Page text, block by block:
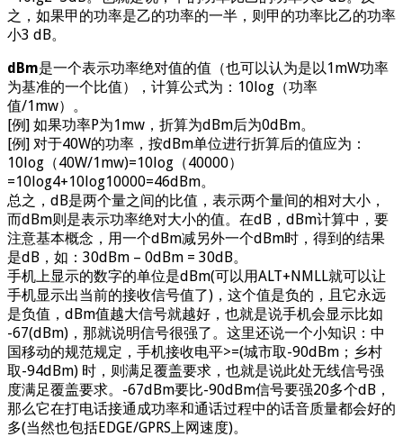
之，如果甲的功率是乙的功率的一半，则甲的功率比乙的功率
小3 dB。
dBm是一个表示功率绝对值的值（也可以认为是以1mW功率
为基准的一个比值），计算公式为：10log（功率
值/1mw）。
[例] 如果功率P为1mw，折算为dBm后为0dBm。
[例] 对于40W的功率，按dBm单位进行折算后的值应为：
10log（40W/1mw)=10log（40000）
=10log4+10log10000=46dBm。
总之，dB是两个量之间的比值，表示两个量间的相对大小，
而dBm则是表示功率绝对大小的值。在dB，dBm计算中，要
注意基本概念，用一个dBm减另外一个dBm时，得到的结果
是dB，如：30dBm – 0dBm = 30dB。
手机上显示的数字的单位是dBm(可以用ALT+NMLL就可以让
手机显示出当前的接收信号值了)，这个值是负的，且它永远
是负值，dBm值越大信号就越好，也就是说手机会显示比如
-67(dBm)，那就说明信号很强了。这里还说一个小知识：中
国移动的规范规定，手机接收电平>=(城市取-90dBm；乡村
取-94dBm) 时，则满足覆盖要求，也就是说此处无线信号强
度满足覆盖要求。-67dBm要比-90dBm信号要强20多个dB，
那么它在打电话接通成功率和通话过程中的话音质量都会好的
多(当然也包括EDGE/GPRS上网速度)。